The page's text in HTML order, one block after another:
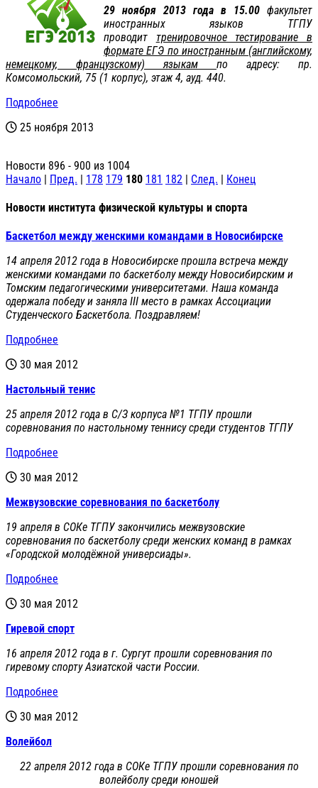
29 ноября 2013 года в 15.00 факультет
иностранных языков ТГПУ
проводит тренировочное тестирование в
формате ЕГЭ по иностранным (английскому,
немецкому, французскому) языкам по адресу: пр.
Комсомольский, 75 (1 корпус), этаж 4, ауд. 440.
Подробнее
25 ноября 2013
Новости 896 - 900 из 1004
Начало | Пред. | 178 179 180 181 182 | След. | Конец
Новости института физической культуры и спорта
Баскетбол между женскими командами в Новосибирске
14 апреля 2012 года в Новосибирске прошла встреча между
женскими командами по баскетболу между Новосибирским и
Томским педагогическими университетами. Наша команда
одержала победу и заняла III место в рамках Ассоциации
Студенческого Баскетбола. Поздравляем!
Подробнее
30 мая 2012
Настольный тенис
25 апреля 2012 года в С/З корпуса №1 ТГПУ прошли
соревнования по настольному теннису среди студентов ТГПУ
Подробнее
30 мая 2012
Межвузовские соревнования по баскетболу
19 апреля в СОКе ТГПУ закончились межвузовские
соревнования по баскетболу среди женских команд в рамках
«Городской молодёжной универсиады».
Подробнее
30 мая 2012
Гиревой спорт
16 апреля 2012 года в г. Сургут прошли соревнования по
гиревому спорту Азиатской части России.
Подробнее
30 мая 2012
Волейбол
22 апреля 2012 года в СОКе ТГПУ прошли соревнования по
волейболу среди юношей